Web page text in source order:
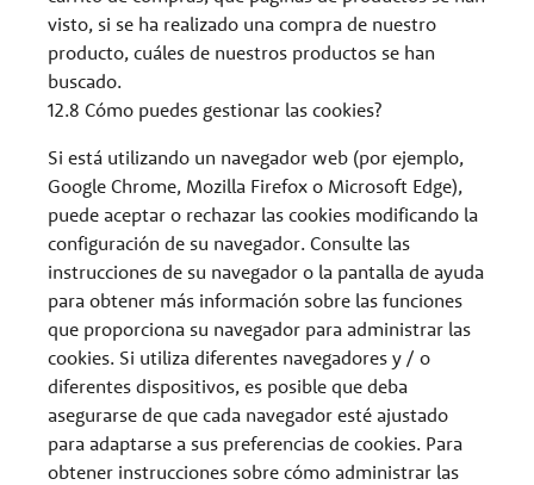
visto, si se ha realizado una compra de nuestro
producto, cuáles de nuestros productos se han
buscado.
12.8 Cómo puedes gestionar las cookies?
Si está utilizando un navegador web (por ejemplo,
Google Chrome, Mozilla Firefox o Microsoft Edge),
puede aceptar o rechazar las cookies modificando la
configuración de su navegador. Consulte las
instrucciones de su navegador o la pantalla de ayuda
para obtener más información sobre las funciones
que proporciona su navegador para administrar las
cookies. Si utiliza diferentes navegadores y / o
diferentes dispositivos, es posible que deba
asegurarse de que cada navegador esté ajustado
para adaptarse a sus preferencias de cookies. Para
obtener instrucciones sobre cómo administrar las